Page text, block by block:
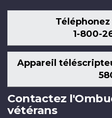
1-800-
Appareil
Contactez
vétérans